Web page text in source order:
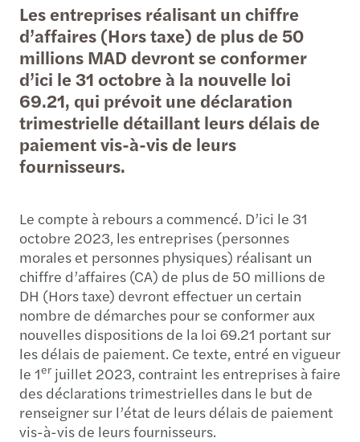
Les entreprises réalisant un chiffre
d’affaires (Hors taxe) de plus de 50
millions MAD devront se conformer
d’ici le 31 octobre à la nouvelle loi
69.21, qui prévoit une déclaration
trimestrielle détaillant leurs délais de
paiement vis-à-vis de leurs
fournisseurs.
Le compte à rebours a commencé. D’ici le 31
octobre 2023, les entreprises (personnes
morales et personnes physiques) réalisant un
chiffre d’affaires (CA) de plus de 50 millions de
DH (Hors taxe) devront effectuer un certain
nombre de démarches pour se conformer aux
nouvelles dispositions de la loi 69.21 portant sur
les délais de paiement. Ce texte, entré en vigueur
le 1er juillet 2023, contraint les entreprises à faire
des déclarations trimestrielles dans le but de
renseigner sur l’état de leurs délais de paiement
vis-à-vis de leurs fournisseurs.